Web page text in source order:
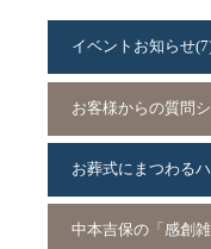
イベントお知らせ
お客様からの質問
お葬式にまつわる
中本吉保の「感創雑